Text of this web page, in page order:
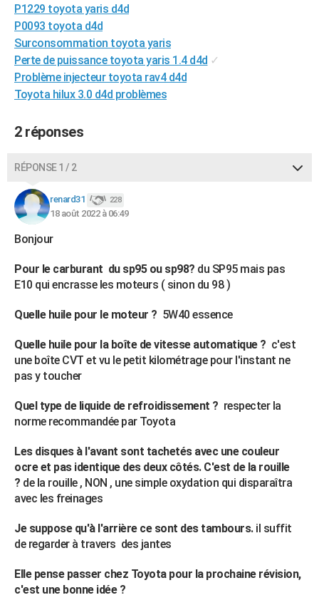
P1229 toyota yaris d4d
P0093 toyota d4d
Surconsommation toyota yaris
Perte de puissance toyota yaris 1.4 d4d ✓
Problème injecteur toyota rav4 d4d
Toyota hilux 3.0 d4d problèmes
2 réponses
RÉPONSE 1 / 2
renard31 228
18 août 2022 à 06:49
Bonjour
Pour le carburant du sp95 ou sp98? du SP95 mais pas
E10 qui encrasse les moteurs ( sinon du 98 )
Quelle huile pour le moteur ? 5W40 essence
Quelle huile pour la boîte de vitesse automatique ? c'est
une boîte CVT et vu le petit kilométrage pour l'instant ne
pas y toucher
Quel type de liquide de refroidissement ? respecter la
norme recommandée par Toyota
Les disques à l'avant sont tachetés avec une couleur
ocre et pas identique des deux côtés. C'est de la rouille
? de la rouille , NON , une simple oxydation qui disparaîtra
avec les freinages
Je suppose qu'à l'arrière ce sont des tambours. il suffit
de regarder à travers des jantes
Elle pense passer chez Toyota pour la prochaine révision,
c'est une bonne idée ?